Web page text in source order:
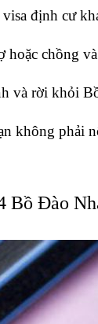
định cư
hoặc chồng
và rời khỏi
không phải
Bồ Đào